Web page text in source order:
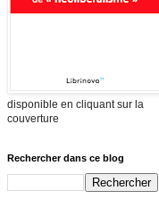
disponible en cliquant sur la
couverture
Rechercher dans ce blog